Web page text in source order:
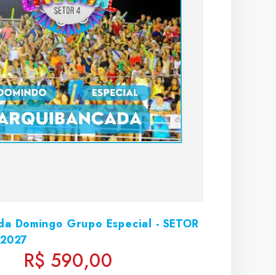
Domingo Grupo Especial - SETOR
R$ 590,00